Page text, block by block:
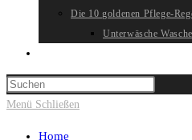
Die 10 goldenen Pflege-
Unterwäsche
Suche
umschalten
Menü Schließen
Home